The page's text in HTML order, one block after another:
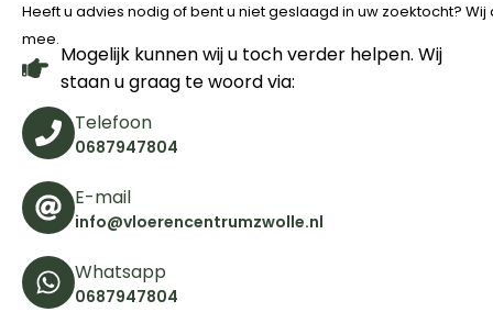
Heeft u advies nodig of bent u niet geslaagd in uw zoektocht?
mee.
Mogelijk kunnen wij u toch verder helpen. Wij
staan u graag te woord via:
Telefoon
0687947804
E-mail
info@vloerencentrumzwolle.nl
Whatsapp
0687947804